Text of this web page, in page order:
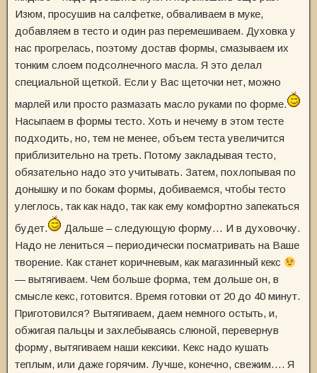
Изюм, просушив на салфетке, обваливаем в муке,
добавляем в тесто и один раз перемешиваем. Духовка у
нас прогрелась, поэтому достав формы, смазываем их
тонким слоем подсолнечного масла. Я это делал
специальной щеткой. Если у Вас щеточки нет, можно
марлей или просто размазать масло руками по форме.
Насыпаем в формы тесто. Хоть и нечему в этом тесте
подходить, но, тем не менее, объем теста увеличится
приблизительно на треть. Потому закладывая тесто,
обязательно надо это учитывать. Затем, похлопывая по
донышку и по бокам формы, добиваемся, чтобы тесто
улеглось, так как надо, так как ему комфортно запекаться
будет.
Дальше – следующую форму… И в духовочку.
Надо не лениться – периодически посматривать на Ваше
творение. Как станет коричневым, как магазинный кекс
— вытягиваем. Чем больше форма, тем дольше он, в
смысле кекс, готовится. Время готовки от 20 до 40 минут.
Приготовился? Вытягиваем, даем немного остыть, и,
обжигая пальцы и захлебываясь слюной, перевернув
форму, вытягиваем наши кексики. Кекс надо кушать
теплым, или даже горячим. Лучше, конечно, свежим…. Я